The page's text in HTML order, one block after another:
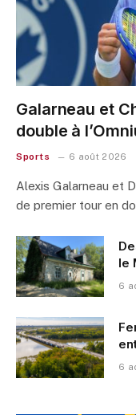
Galarneau et
double à
Sports 6 août 2026
Alexis Galarneau et
de premier tour en
le
6
6